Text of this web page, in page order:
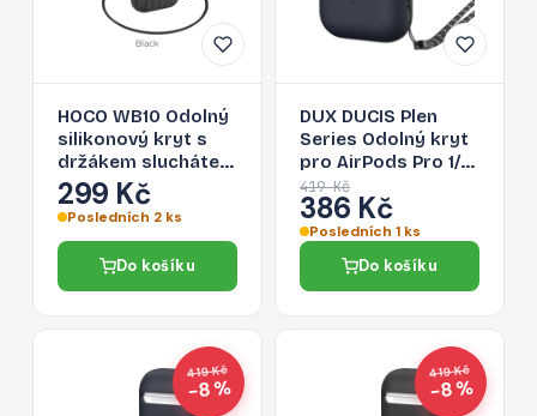
HOCO WB10 Odolný
silikonový kryt s
držákem sluchátek
pro AirPods 1/2,
černý
299 Kč
Posledních 2 ks
Do košíku
DUX DUCIS Plen
Series Odolný kryt
pro AirPods Pro 1/2,
tmavě modrý
419 Kč
386 Kč
Posledních 1 ks
Do košíku
419 Kč
−8 %
419 Kč
−8 %